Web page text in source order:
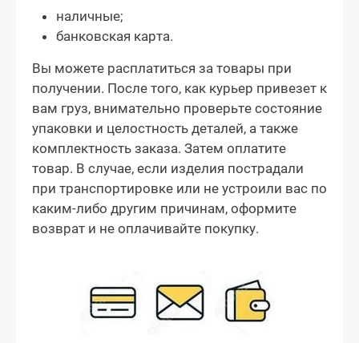
наличные;
банковская карта.
Вы можете расплатиться за товары при
получении. После того, как курьер привезет к
вам груз, внимательно проверьте состояние
упаковки и целостность деталей, а также
комплектность заказа. Затем оплатите
товар. В случае, если изделия пострадали
при транспортировке или не устроили вас по
каким-либо другим причинам, оформите
возврат и не оплачивайте покупку.